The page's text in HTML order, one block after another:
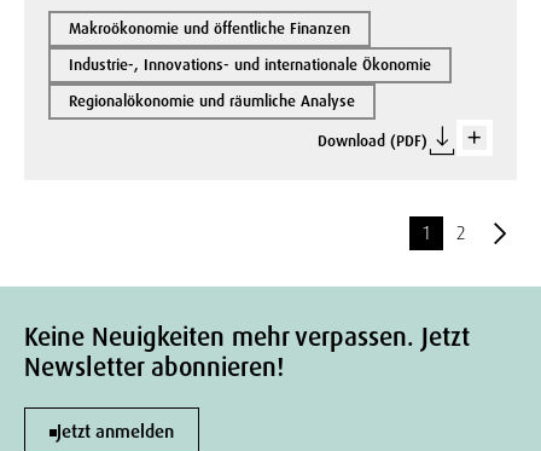
Makroökonomie und öffentliche Finanzen
Industrie-, Innovations- und internationale Ökonomie
Regionalökonomie und räumliche Analyse
Download (PDF)
1 2
Keine Neuigkeiten mehr verpassen. Jetzt
Newsletter abonnieren!
Jetzt anmelden